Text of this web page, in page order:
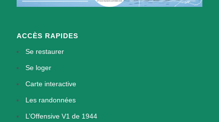
ACCÈS RAPIDES
Se restaurer
Se loger
Carte interactive
Les randonnées
L’Offensive V1 de 1944